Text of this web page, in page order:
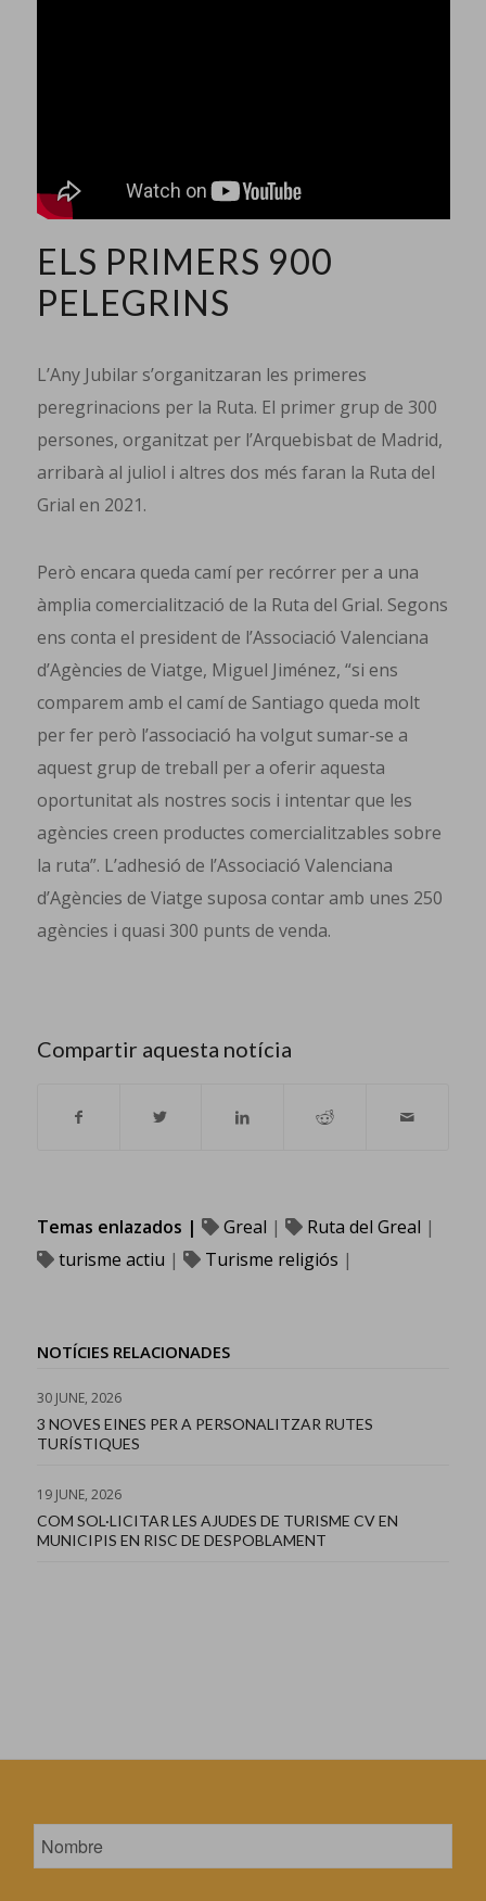
ELS PRIMERS 900
PELEGRINS
L’Any Jubilar s’organitzaran les primeres
peregrinacions per la Ruta. El primer grup de 300
persones, organitzat per l’Arquebisbat de Madrid,
arribarà al juliol i altres dos més faran la Ruta del
Grial en 2021.
Però encara queda camí per recórrer per a una
àmplia comercialització de la Ruta del Grial. Segons
ens conta el president de l’Associació Valenciana
d’Agències de Viatge, Miguel Jiménez, “si ens
comparem amb el camí de Santiago queda molt
per fer però l’associació ha volgut sumar-se a
aquest grup de treball per a oferir aquesta
oportunitat als nostres socis i intentar que les
agències creen productes comercialitzables sobre
la ruta”. L’adhesió de l’Associació Valenciana
d’Agències de Viatge suposa contar amb unes 250
agències i quasi 300 punts de venda.
Compartir aquesta notícia
Temas enlazados | Greal | Ruta del Greal |
turisme actiu | Turisme religiós |
NOTÍCIES RELACIONADES
30 JUNE, 2026
3 NOVES EINES PER A PERSONALITZAR RUTES
TURÍSTIQUES
19 JUNE, 2026
COM SOL·LICITAR LES AJUDES DE TURISME CV EN
MUNICIPIS EN RISC DE DESPOBLAMENT